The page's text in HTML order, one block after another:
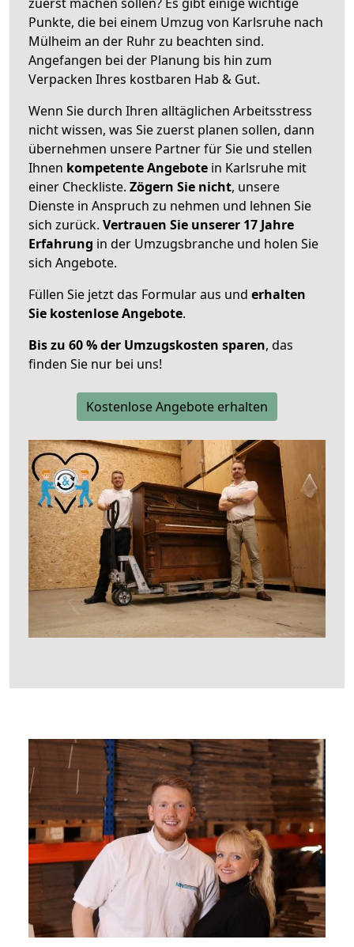
Punkte, die bei einem Umzug von Karlsruhe nach
Mülheim an der Ruhr zu beachten sind.
Angefangen bei der Planung bis hin zum
Verpacken Ihres kostbaren Hab & Gut.
Wenn Sie durch Ihren alltäglichen Arbeitsstress
nicht wissen, was Sie zuerst planen sollen, dann
übernehmen unsere Partner für Sie und stellen
Ihnen kompetente Angebote in Karlsruhe mit
einer Checkliste. Zögern Sie nicht, unsere
Dienste in Anspruch zu nehmen und lehnen Sie
sich zurück. Vertrauen Sie unserer 17 Jahre
Erfahrung in der Umzugsbranche und holen Sie
sich Angebote.
Füllen Sie jetzt das Formular aus und erhalten
Sie kostenlose Angebote.
Bis zu 60 % der Umzugskosten sparen, das
finden Sie nur bei uns!
Kostenlose Angebote erhalten